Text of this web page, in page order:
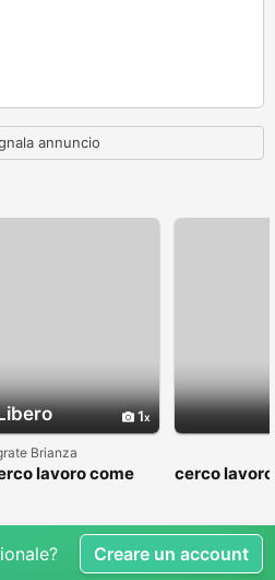
annuncio
1
Brianza
lavoro come
cerco
Creare un account